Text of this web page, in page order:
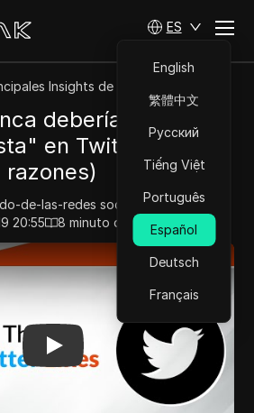
ES
English
繁體中文
Русский
Tiếng Việt
Português
Español
Deutsch
Français
Insights de Videos
deberías comprar
en Twitter? (5
razones)
de-las-redes socialesi
20:55
8 minuto de lectura
nunca deberías comprar "me